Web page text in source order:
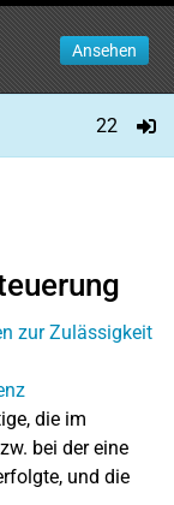
Ansehen
22
die im
bei der eine
und die